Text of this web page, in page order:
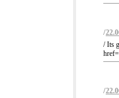
/
/ Its
/